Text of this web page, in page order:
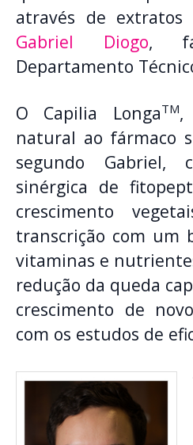
através de extratos
Gabriel Diogo,
Departamento
O Capilia LongaTM,
natural ao fármaco
segundo Gabriel,
sinérgica de
crescimento
transcrição com um
vitaminas e
redução da queda
crescimento de
com os estudos de